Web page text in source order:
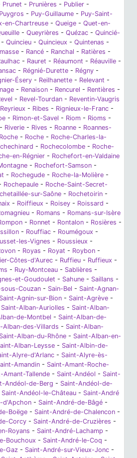
Prunet - Prunières - Publier -
Puygros - Puy-Guillaume - Puy-Saint-
en-Chartreuse - Queige - Quet-en-
- Queyrières - Quézac - Quincié-
- Quincieu - Quincieux - Quintenas -
- Rancé - Ranchal - Ratières -
- Rauret - Réaumont - Réauville -
- Régnié-Durette - Régny -
Ésery - Reilhanette - Relevant -
- Renaison - Rencurel - Rentières -
- Revel-Tourdan - Reventin-Vaugris
Reyrieux - Ribes - Rignieux-le-Franc -
- Rimon-et-Savel - Riom - Rioms -
- Riverie - Rives - Roanne - Roannes-
Roche - Roche - Roche-Charles-la-
- Rochecolombe - Roche-
en-Régnier - Rochefort-en-Valdaine
- Rochefort-Samson -
- Rochegude - Roche-la-Molière -
Rochepaule - Roche-Saint-Secret-
sur-Saône - Rochetoirin -
- Roiffieux - Roisey - Roissard -
- Romans - Romans-sur-Isère
- Ronnet - Rontalon - Rosières -
- Rouffiac - Roumégoux -
les-Vignes - Roussieux -
- Royas - Royat - Roybon -
Côtes-d'Aurec - Ruffieu - Ruffieux -
- Ruy-Montceau - Sablières -
et-Goudoulet - Sahune - Saillans -
sous-Couzan - Sain-Bel - Saint-Agnan-
Saint-Agnin-sur-Bion - Saint-Agrève -
Saint-Alban-Auriolles - Saint-Alban-
de-Montbel - Saint-Alban-de-
Alban-des-Villards - Saint-Alban-
Saint-Alban-du-Rhône - Saint-Alban-en-
Alban-Leysse - Saint-Albin-de-
Alyre-d'Arlanc - Saint-Alyre-ès-
Amandin - Saint-Amant-Roche-
Amant-Tallende - Saint-Andéol - Saint-
Andéol-de-Berg - Saint-Andéol-de-
Saint-Andéol-le-Château - Saint-André
d'Apchon - Saint-André-de-Bâgé -
Boëge - Saint-André-de-Chalencon -
Corcy - Saint-André-de-Cruzières -
Royans - Saint-André-Lachamp -
Bouchoux - Saint-André-le-Coq -
Gaz - Saint-André-sur-Vieux-Jonc -